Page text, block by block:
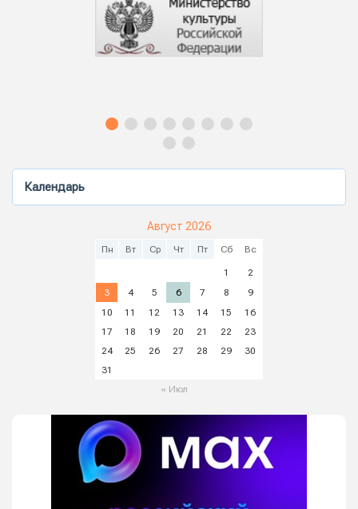
Календарь
Август 2026
Пн Вт Ср Чт Пт Сб Вс
1
2
3
4 5 6 7 8
9
10
11 12 13 14 15
16
17
18 19 20 21 22
23
24
25 26 27 28 29
30
31
« Июл